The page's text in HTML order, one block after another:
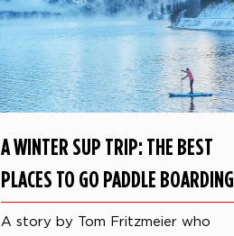
A WINTER SUP TRIP: THE BEST
PLACES TO GO PADDLE BOARDING
A story by Tom Fritzmeier who